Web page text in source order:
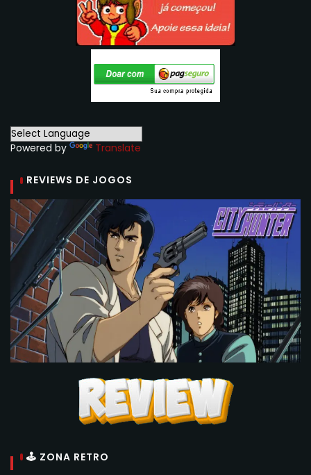
Powered by Translate
REVIEWS DE JOGOS
🕹 ZONA RETRO